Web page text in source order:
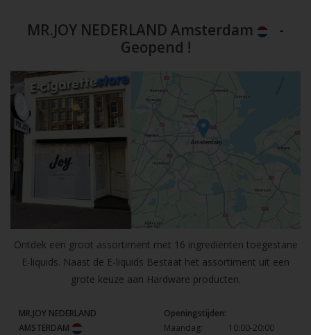
MR.JOY NEDERLAND Amsterdam
-
Geopend !
Ontdek een groot assortiment met 16 ingrediënten toegestane
E-liquids. Naast de E-liquids Bestaat het assortiment uit een
grote keuze aan Hardware producten.
MR.JOY NEDERLAND
AMSTERDAM
Openingstijden:
Maandag:
10:00-20:00